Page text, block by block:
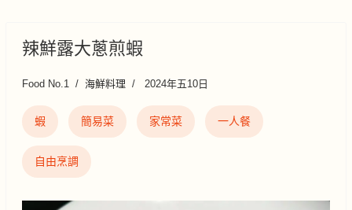
辣鮮露大蔥煎蝦
Food No.1 海鮮料理 2024年五10日
蝦 簡易菜 家常菜 一人餐
自由烹調